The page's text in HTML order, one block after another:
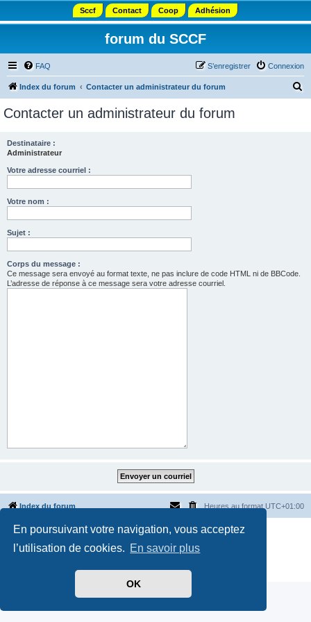
En poursuivant votre navigation, vous acceptez
l’utilisation de cookies. En savoir plus
OK
Sccf Contact Coop Adhésion
forum du SCCF
FAQ Connexion
S’enregistrer
Index du forum Contacter un administrateur du forum
Contacter un administrateur du forum
Destinataire :
Administrateur
Votre adresse courriel :
Votre nom :
Sujet :
Corps du message :
Ce message sera envoyé au format texte, ne pas inclure de code HTML ni de BBCode.
L’adresse de réponse à ce message sera votre adresse courriel.
Index du forum Heures au format UTC+01:00
Développé parphpBB® Forum Software © phpBB Limited
Traduit par
phpBB-fr.com
Style parSide-car club Français